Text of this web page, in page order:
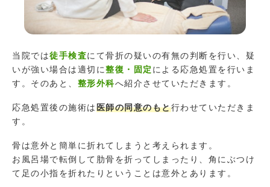
当院では徒手検査にて骨折の疑いの有無の判断を行い、疑
いが強い場合は適切に整復・固定 による応急処置を行いま
す。そのあと、 整形外科へ紹介させていただきます。
応急処置後の施術は医師の同意のもと行わせていただきま
す。
骨は意外と簡単に折れてしまうと考えられます。
お風呂場で転倒して肋骨を折ってしまったり、角にぶつけ
て足の小指を折れたりということは意外とあります。